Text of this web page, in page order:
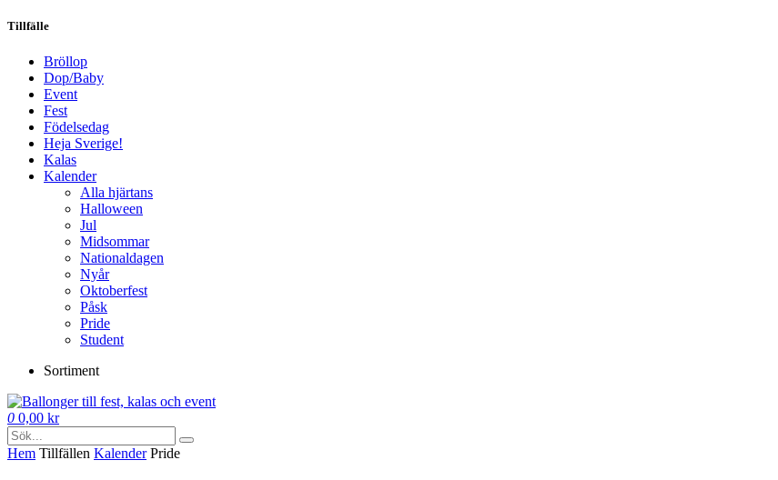
Tillfälle
Bröllop
Dop/Baby
Event
Fest
Födelsedag
Heja Sverige!
Kalas
Kalender
Alla hjärtans
Halloween
Jul
Midsommar
Nationaldagen
Nyår
Oktoberfest
Påsk
Pride
Student
Sortiment
0 0,00 kr
Hem Tillfällen Kalender Pride